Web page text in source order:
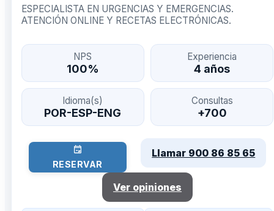
ESPECIALISTA EN URGENCIAS Y EMERGENCIAS.
ATENCIÓN ONLINE Y RECETAS ELECTRÓNICAS.
NPS
100%
Experiencia
4 años
Idioma(s)
POR-ESP-ENG
Consultas
+700
RESERVAR
Llamar 900 86 85 65
Ver opiniones